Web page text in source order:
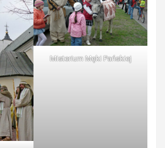
Misterium Męki Pańskiej